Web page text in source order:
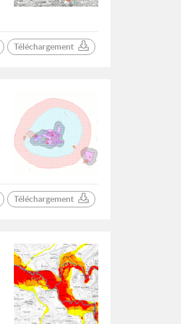
Téléchargement
Téléchargement